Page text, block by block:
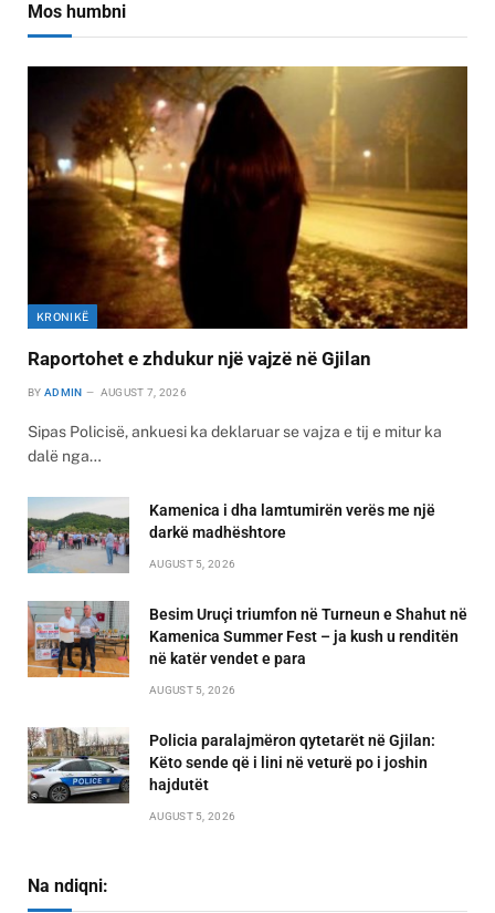
Mos humbni
KRONIKË
Raportohet e zhdukur një vajzë në Gjilan
BY ADMIN AUGUST 7, 2026
Sipas Policisë, ankuesi ka deklaruar se vajza e tij e mitur ka
dalë nga…
Kamenica i dha lamtumirën verës me një
darkë madhështore
AUGUST 5, 2026
Besim Uruçi triumfon në Turneun e Shahut në
Kamenica Summer Fest – ja kush u renditën
në katër vendet e para
AUGUST 5, 2026
Policia paralajmëron qytetarët në Gjilan:
Këto sende që i lini në veturë po i joshin
hajdutët
AUGUST 5, 2026
Na ndiqni: